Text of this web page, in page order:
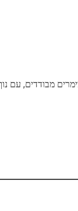
מבודדים, עם